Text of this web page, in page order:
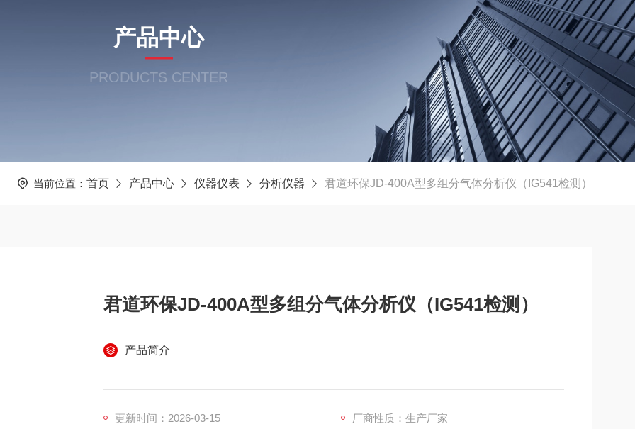
产品中心
PRODUCTS CENTER
当前位置： 首页 产品中心 仪器仪表 分析仪器 君道环保JD-400A型多组分气体分析仪（IG541检测）
君道环保JD-400A型多组分气体分析仪（IG541检测）
产品简介
更新时间：2026-03-15 厂商性质：生产厂家